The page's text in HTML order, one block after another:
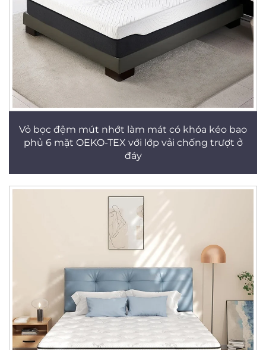
Vỏ bọc đệm mút nhớt làm mát có khóa kéo bao
phủ 6 mặt OEKO-TEX với lớp vải chống trượt ở
đáy